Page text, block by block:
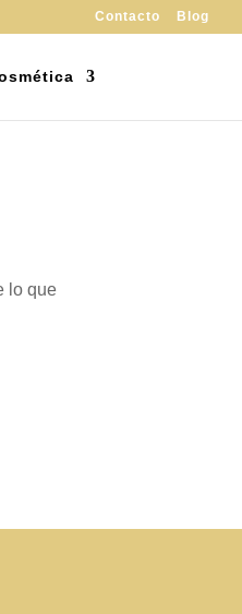
Contacto Blog
lo que